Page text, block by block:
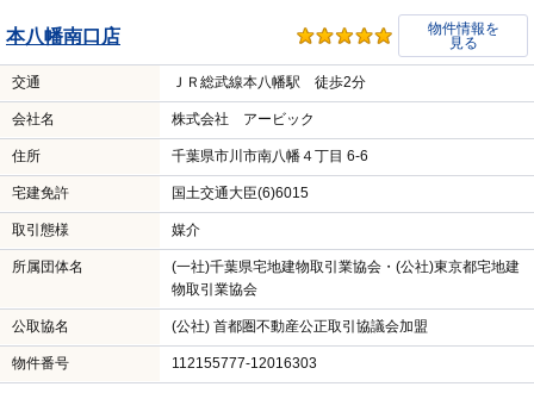
本八幡南口店
物件情報を
見る
交通 ＪＲ総武線本八幡駅 徒歩2分
会社名 株式会社 アービック
住所 千葉県市川市南八幡４丁目 6-6
宅建免許 国土交通大臣(6)6015
取引態様 媒介
所属団体名
(一社)千葉県宅地建物取引業協会・(公社)東京都宅地建
物取引業協会
公取協名 (公社) 首都圏不動産公正取引協議会加盟
物件番号 112155777-12016303